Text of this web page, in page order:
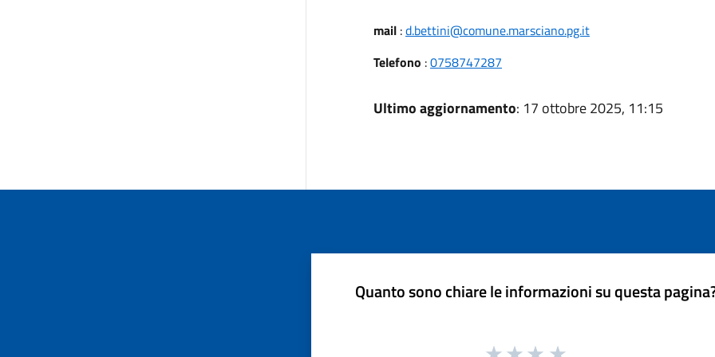
mail:d.bettini@comune.marsciano.pg.it
Telefono :0758747287
Ultimo aggiornamento: 17 ottobre 2025, 11:15
Quanto sono chiare le informazioni su questa